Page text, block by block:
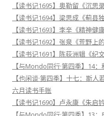
【读书记1695】奥勒留《沉思录
【读书记1694】梁思成《蓟县
【读书记1693】李辛《精神健
【读书记1692】张泉《荒野上
【读书记1691】陈荻洲辑《纪
【与Mondo同行·第四季】14
【也闲谈·第四季】十七：斯人
六月读书手账
【读书记1690】卢永康《朱启